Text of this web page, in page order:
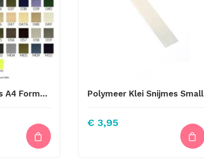
053 Vilten Lapjes A4 Formaat Pink Polymeer Klei Snijmes Small
€ 3,95